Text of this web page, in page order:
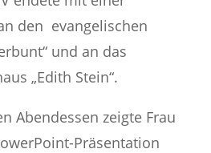
den evangelischen
und an das
„Edith Stein“.
Abendessen zeigte Frau
Präsentation